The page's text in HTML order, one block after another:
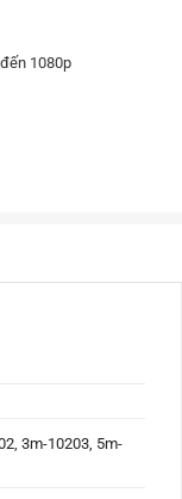
1080p
3m-10203, 5m-